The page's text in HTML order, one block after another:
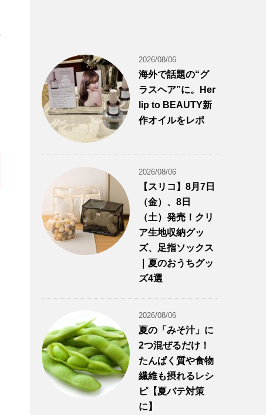
2026/08/06
海外で話題の“グ
ラスヘア”に。Her
lip to BEAUTY新
作オイルをレポ
2026/08/06
【スリコ】8月7日
（金）、8日
（土）発売！クリ
ア生地収納グッ
ズ、足指ソックス
｜夏のおうちグッ
ズ4選
2026/08/06
夏の「みそ汁」に
2つ混ぜるだけ！
たんぱく質や食物
繊維も摂れるレシ
ピ【夏バテ対策
に】